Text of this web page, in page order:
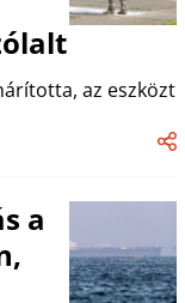
az eszközt
a